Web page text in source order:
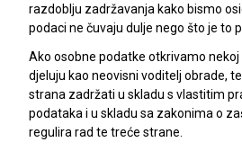
razdoblju zadržavanja kako bismo
podaci ne čuvaju dulje nego što je to
Ako osobne podatke otkrivamo
djeluju kao neovisni voditelj obrade,
strana zadržati u skladu s vlastitim
podataka i u skladu sa zakonima o
regulira rad te treće strane.